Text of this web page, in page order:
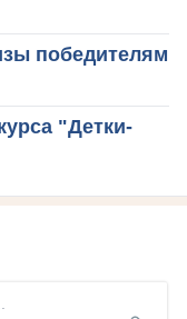
победителям
"Детки-